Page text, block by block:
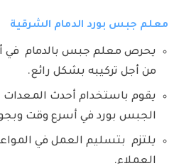
معلم جبس بورد الدمام الشرقية
يحرص معلم جبس بالدمام في
من أجل تركيبه بشكل رائع.
يقوم باستخدام أحدث المعدات
الجبس بورد في أسرع وقت
يلتزم بتسليم العمل في
العملاء.